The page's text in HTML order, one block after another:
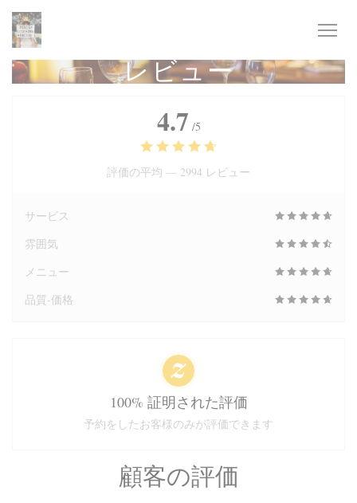
クッキー利用の管理について
レビュー
顧客の評価
4.7 /5
評価の平均 — 2994 レビュー
サービス
雰囲気
メニュー
品質-価格
100% 証明された評価
予約をしたお客様のみが評価できます